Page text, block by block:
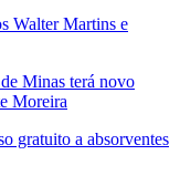
Walter Martins e
Minas terá novo
Moreira
gratuito a absorventes